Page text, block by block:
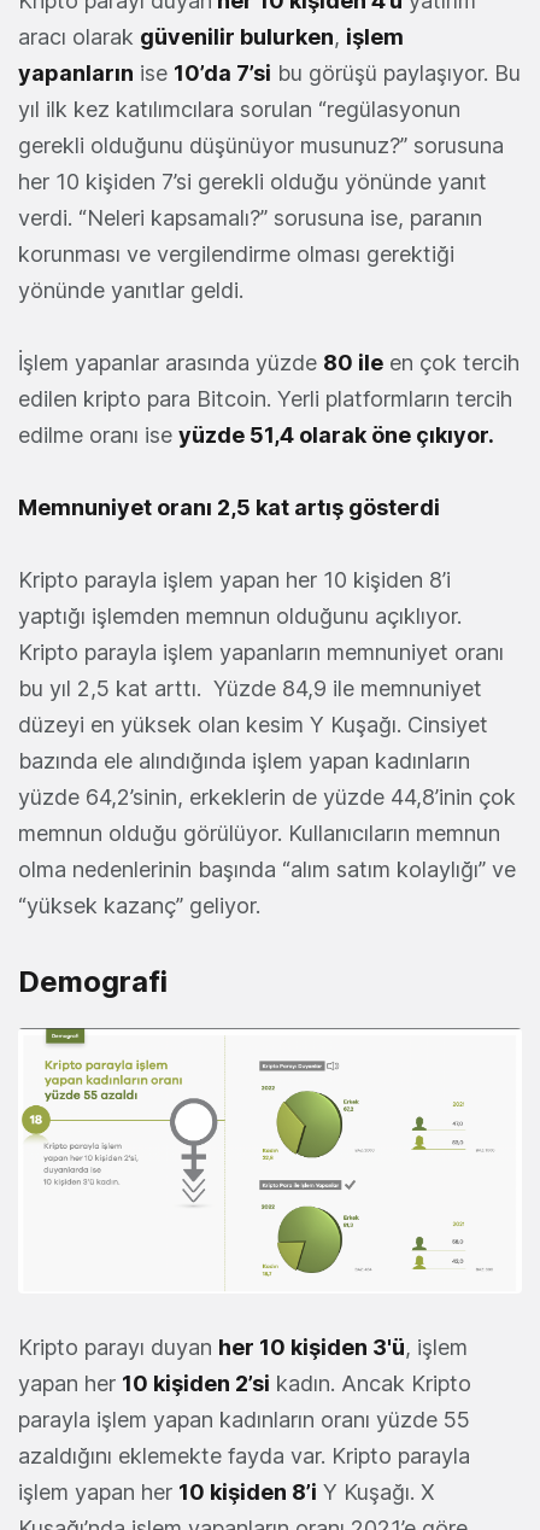
aracı olarak güvenilir bulurken, işlem
yapanların ise 10’da 7’si bu görüşü paylaşıyor. Bu
yıl ilk kez katılımcılara sorulan “regülasyonun
gerekli olduğunu düşünüyor musunuz?” sorusuna
her 10 kişiden 7’si gerekli olduğu yönünde yanıt
verdi. “Neleri kapsamalı?” sorusuna ise, paranın
korunması ve vergilendirme olması gerektiği
yönünde yanıtlar geldi.
İşlem yapanlar arasında yüzde 80 ile en çok tercih
edilen kripto para Bitcoin. Yerli platformların tercih
edilme oranı ise yüzde 51,4 olarak öne çıkıyor.
Memnuniyet oranı 2,5 kat artış gösterdi
Kripto parayla işlem yapan her 10 kişiden 8’i
yaptığı işlemden memnun olduğunu açıklıyor.
Kripto parayla işlem yapanların memnuniyet oranı
bu yıl 2,5 kat arttı. Yüzde 84,9 ile memnuniyet
düzeyi en yüksek olan kesim Y Kuşağı. Cinsiyet
bazında ele alındığında işlem yapan kadınların
yüzde 64,2’sinin, erkeklerin de yüzde 44,8’inin çok
memnun olduğu görülüyor. Kullanıcıların memnun
olma nedenlerinin başında “alım satım kolaylığı” ve
“yüksek kazanç” geliyor.
Demografi
Kripto parayı duyan her 10 kişiden 3'ü, işlem
yapan her 10 kişiden 2’si kadın. Ancak Kripto
parayla işlem yapan kadınların oranı yüzde 55
azaldığını eklemekte fayda var. Kripto parayla
işlem yapan her 10 kişiden 8’i Y Kuşağı. X